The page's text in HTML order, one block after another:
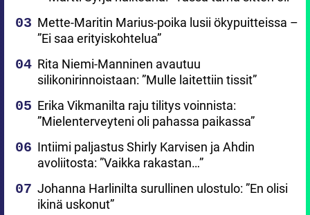
Mette-Maritin Marius-poika lusii ökypuitteissa –
”Ei saa erityiskohtelua”
Rita Niemi-Manninen avautuu
silikonirinnoistaan: ”Mulle laitettiin tissit”
Erika Vikmanilta raju tilitys voinnista:
”Mielenterveyteni oli pahassa paikassa”
Intiimi paljastus Shirly Karvisen ja Ahdin
avoliitosta: ”Vaikka rakastan…”
Johanna Harlinilta surullinen ulostulo: ”En olisi
ikinä uskonut”